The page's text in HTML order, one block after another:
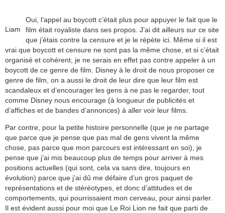
Liam
Oui, l’appel au boycott c’était plus pour appuyer le fait que le
film était royaliste dans ses propos. J’ai dit ailleurs sur ce site
que j’étais contre la censure et je le répète ici. Même si il est
vrai que boycott et censure ne sont pas la même chose, et si c’était
organisé et cohérent, je ne serais en effet pas contre appeler à un
boycott de ce genre de film. Disney à le droit de nous proposer ce
genre de film, on a aussi le droit de leur dire que leur film est
scandaleux et d’encourager les gens à ne pas le regarder, tout
comme Disney nous encourage (à longueur de publicités et
d’affiches et de bandes d’annonces) à aller voir leur films.
Par contre, pour la petite histoire personnelle (que je ne partage
que parce que je pense que pas mal de gens vivent la même
chose, pas parce que mon parcours est intéressant en soi), je
pense que j’ai mis beaucoup plus de temps pour arriver à mes
positions actuelles (qui sont, cela va sans dire, toujours en
évolution) parce que j’ai dû me défaire d’un gros paquet de
représentations et de stéréotypes, et donc d’attitudes et de
comportements, qui pourrissaient mon cerveau, pour ainsi parler.
Il est évident aussi pour moi que Le Roi Lion ne fait que parti de